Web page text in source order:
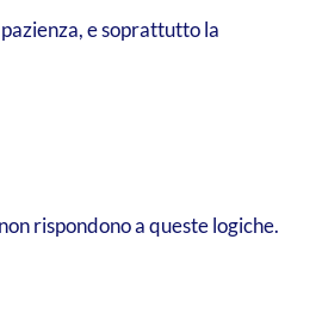
e soprattutto la
rispondono a queste logiche.